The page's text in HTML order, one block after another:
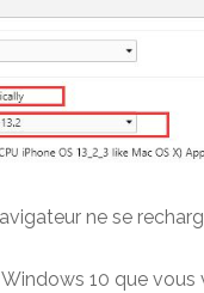
ne se
10 que vous